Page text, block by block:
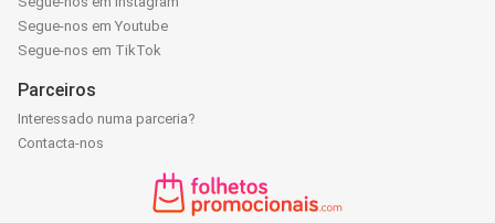
Segue-nos em Youtube
Segue-nos em TikTok
Parceiros
Interessado numa parceria?
Contacta-nos